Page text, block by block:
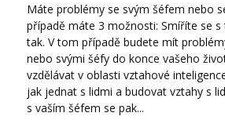
Máte problémy se svým šéfem nebo
případě máte 3 možnosti: Smíříte se
tak. V tom případě budete mít
nebo svými šéfy do konce vašeho
vzdělávat v oblasti vztahové
jak jednat s lidmi a budovat vztahy s
s vaším šéfem se pak...